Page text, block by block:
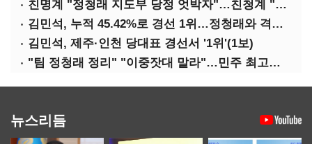
친명계 "정청래 지도부 당정 엇박자"…친청계 "신천지 오물 폭탄"
김민석, 누적 45.42%로 경선 1위…정청래와 격차 0.86%p(2보)
김민석, 제주·인천 당대표 경선서 '1위'(1보)
"팀 정청래 정리" "이중잣대 말라"…민주 최고위원 계파 다툼 격화
뉴스리듬